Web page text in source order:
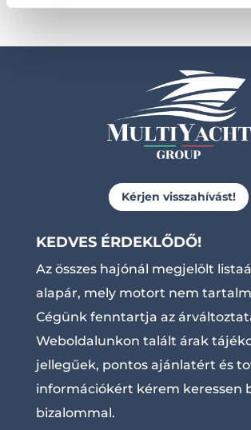
Kérjen visszahívást!
KEDVES ÉRDEKLŐDŐ!
Az összes hajónál megjelölt
alapár, mely motort nem
Cégünk fenntartja az
Weboldalunkon talált árak
jellegűek, pontos ajánlatért és
információkért kérem keressen
bizalommal.